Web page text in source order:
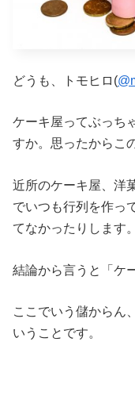
どうも、トモヒロ(
ケーキ屋ってぶっち
すか。思ったからこ
近所のケーキ屋、洋
でいつも行列を作っ
てなかったりします。
結論から言うと「ケ
ここでいう儲からん
いうことです。